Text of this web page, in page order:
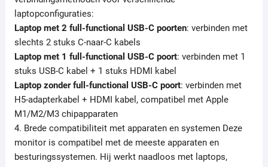
laptopconfiguraties:
Laptop met 2 full-functional USB-C poorten: verbinden met
slechts 2 stuks C-naar-C kabels
Laptop met 1 full-functional USB-C poort: verbinden met 1
stuks USB-C kabel + 1 stuks HDMI kabel
Laptop zonder full-functional USB-C poort: verbinden met
H5-adapterkabel + HDMI kabel, compatibel met Apple
M1/M2/M3 chipapparaten
4. Brede compatibiliteit met apparaten en systemen Deze
monitor is compatibel met de meeste apparaten en
besturingssystemen. Hij werkt naadloos met laptops,